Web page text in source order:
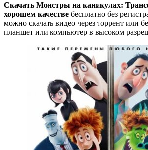
Скачать Монстры на каникулах:
хорошем качестве бесплатно без
можно скачать видео через торрент или
планшет или компьютер в высоком